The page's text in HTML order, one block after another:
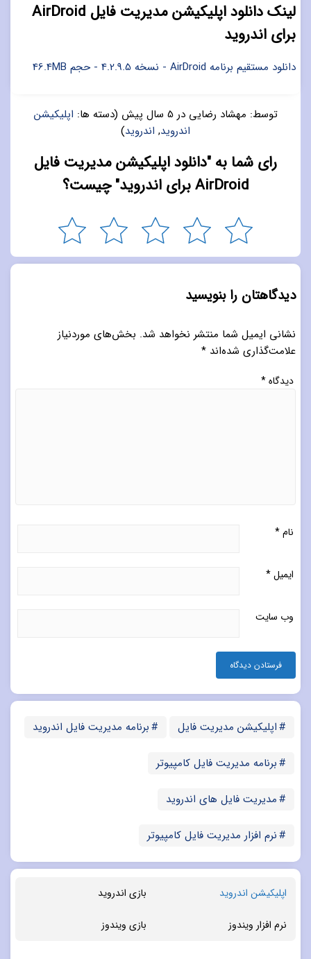
لینک دانلود اپلیکیشن مدیریت فایل AirDroid
برای اندروید
دانلود مستقیم برنامه AirDroid - نسخه 4.2.9.5 - حجم 46.4MB
توسط: مهشاد رضایی در5 سال پیش (دسته ها: اپلیکیشن
اندروید, اندروید)
رای شما به "دانلود اپلیکیشن مدیریت فایل
AirDroid برای اندروید" چیست؟
دیدگاهتان را بنویسید
نشانی ایمیل شما منتشر نخواهد شد. بخش‌های موردنیاز
علامت‌گذاری شده‌اند *
دیدگاه*
نام*
ایمیل*
وب‌ سایت
اپلیکیشن مدیریت فایل برنامه مدیریت فایل اندروید
برنامه مدیریت فایل کامپیوتر
مدیریت فایل های اندروید
نرم افزار مدیریت فایل کامپیوتر
اپلیکیشن اندروید بازی اندروید
نرم افزار ویندوز بازی ویندوز